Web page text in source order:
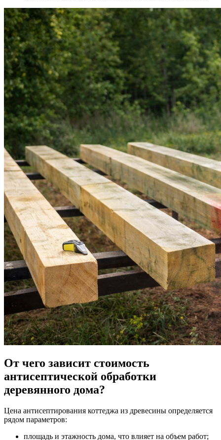
От чего зависит стоимость
антисептической обработки
деревянного дома?
Цена антисептирования коттеджа из древесины определяется
рядом параметров:
площадь и этажность дома, что влияет на объем работ;